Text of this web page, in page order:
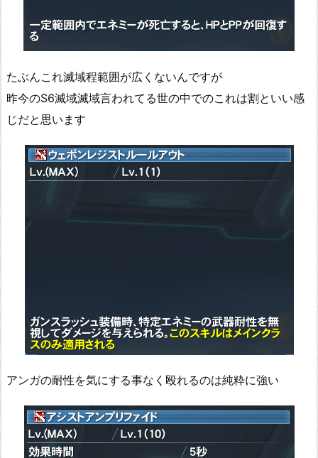
たぶんこれ滅域程範囲が広くないんですが
昨今のS6滅域滅域言われてる世の中でのこれは割といい感
じだと思います
アンガの耐性を気にする事なく殴れるのは純粋に強い